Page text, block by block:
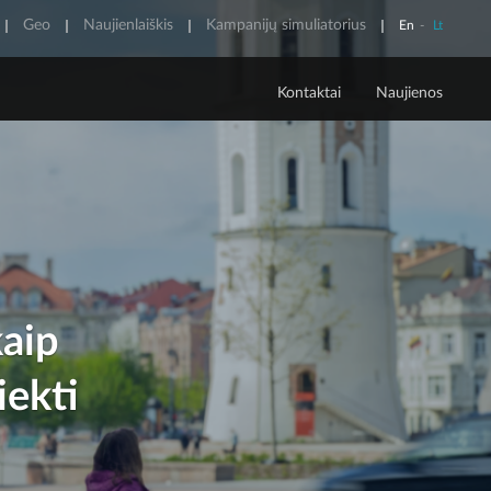
En - Lt
Geo Naujienlaiškis Kampanijų simuliatorius
POLITINĖ REKLAMA
Apie politinę reklamą
Skaidrumo pranešimai
Kontaktai Naujienos